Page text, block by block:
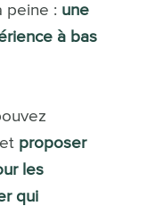
peine : une
à bas
proposer
les
qui